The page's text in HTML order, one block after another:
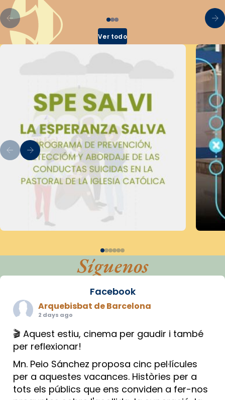
Ver todo
Síguenos
Facebook
Arquebisbat de Barcelona
2 days ago
🎬 Aquest estiu, cinema per gaudir i també
per reflexionar!
Mn. Peio Sánchez proposa cinc pel·lícules
per a aquestes vacances. Històries per a
tots els públics que ens conviden a fer-nos